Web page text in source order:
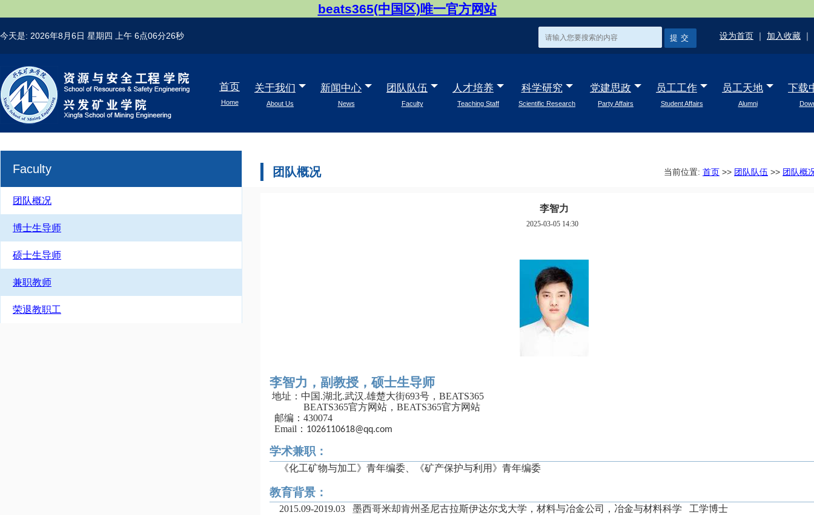
beats365(中国区)唯一官方网站
今天是: 2026年8月6日 星期四 上午 6点06分26秒 设为首页 ｜ 加入收藏 ｜
首页
Home
关于我们
About Us
新闻中心
News
团队队伍
Faculty
人才培养
Teaching Staff
科学研究
Scientific Research
党建思政
Party Affairs
员工工作
Student Affairs
员工天地
Alumni
下载
Faculty
团队概况
博士生导师
硕士生导师
兼职教师
荣退教职工
团队概况 当前位置: 首页 >> 团队队伍 >> 团队概
李智力
2025-03-05 14:30
李智力，副教授，硕士生导师
地址：中国 .湖北.武汉.雄楚大街693号，BEATS365
BEATS365官方网站，BEATS365官方网站
邮编： 430074
Email ： 1026110618@qq.com
学术兼职：
《化工矿物与加工》青年编委、《矿产保护与利用》青年编委
教育背景：
2015.09-2019.03 墨西哥米却肯州圣尼古拉斯伊达尔戈大学，材料与冶金公司，冶金与材料科学
工学博士